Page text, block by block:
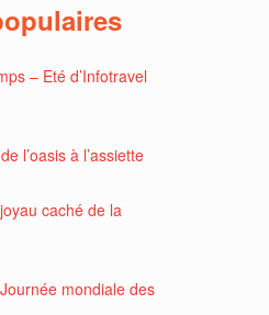
– Eté d’Infotravel
l’oasis à l’assiette
caché de la
mondiale des